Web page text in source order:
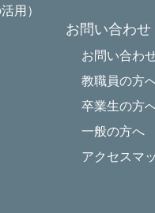
用）
お問い合わせ
お問い合わ
教職員の方
卒業生の方
一般の方へ
アクセスマ